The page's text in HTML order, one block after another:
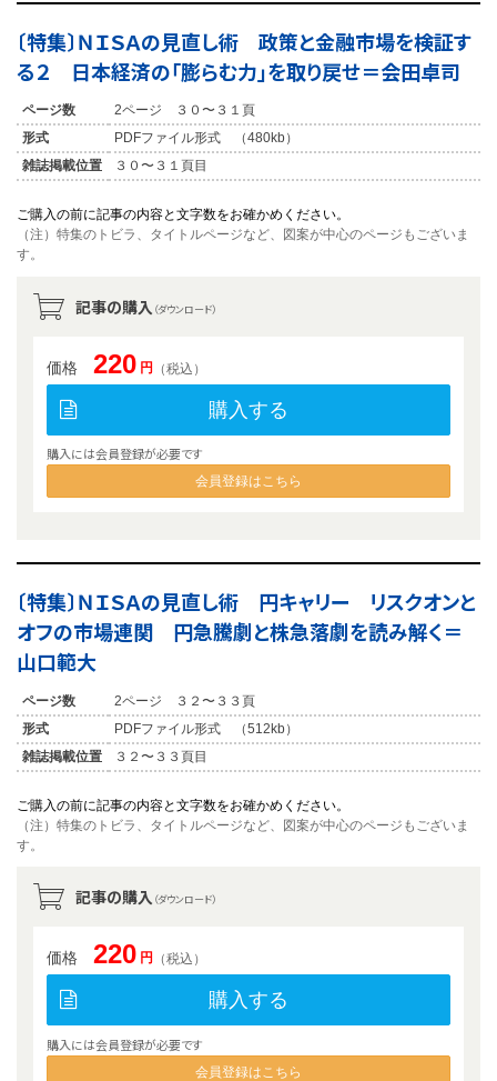
〔特集〕ＮＩＳＡの見直し術 政策と金融市場を検証す
る２ 日本経済の「膨らむ力」を取り戻せ＝会田卓司
ページ数
2ページ ３０〜３１頁
形式
PDFファイル形式 （480kb）
雑誌掲載位置
３０〜３１頁目
ご購入の前に記事の内容と文字数をお確かめください。
（注）特集のトビラ、タイトルページなど、図案が中心のページもございま
す。
記事の購入 （ダウンロード）
価格 220 円 （税込）
購入する
購入には会員登録が必要です
会員登録はこちら
〔特集〕ＮＩＳＡの見直し術 円キャリー リスクオンと
オフの市場連関 円急騰劇と株急落劇を読み解く＝
山口範大
ページ数
2ページ ３２〜３３頁
形式
PDFファイル形式 （512kb）
雑誌掲載位置
３２〜３３頁目
ご購入の前に記事の内容と文字数をお確かめください。
（注）特集のトビラ、タイトルページなど、図案が中心のページもございま
す。
記事の購入 （ダウンロード）
価格 220 円 （税込）
購入する
購入には会員登録が必要です
会員登録はこちら